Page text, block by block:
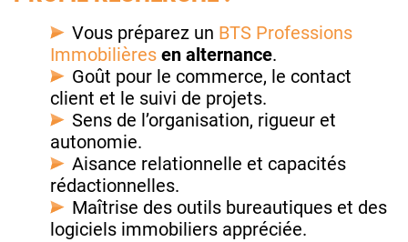
Vous préparez un BTS Professions
Immobilières en alternance.
Goût pour le commerce, le contact
client et le suivi de projets.
Sens de l’organisation, rigueur et
autonomie.
Aisance relationnelle et capacités
rédactionnelles.
Maîtrise des outils bureautiques et des
logiciels immobiliers appréciée.